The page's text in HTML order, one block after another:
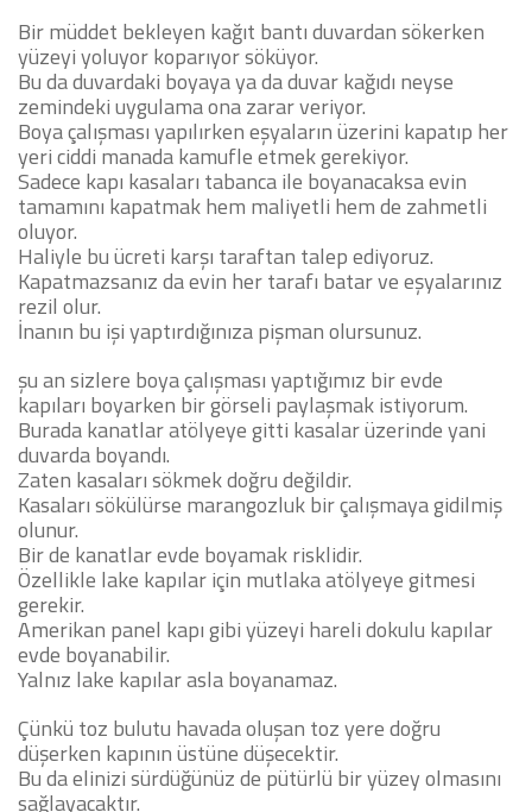
Bir müddet bekleyen kağıt bantı duvardan sökerken
yüzeyi yoluyor koparıyor söküyor.
Bu da duvardaki boyaya ya da duvar kağıdı neyse
zemindeki uygulama ona zarar veriyor.
Boya çalışması yapılırken eşyaların üzerini kapatıp her
yeri ciddi manada kamufle etmek gerekiyor.
Sadece kapı kasaları tabanca ile boyanacaksa evin
tamamını kapatmak hem maliyetli hem de zahmetli
oluyor.
Haliyle bu ücreti karşı taraftan talep ediyoruz.
Kapatmazsanız da evin her tarafı batar ve eşyalarınız
rezil olur.
İnanın bu işi yaptırdığınıza pişman olursunuz.
şu an sizlere boya çalışması yaptığımız bir evde
kapıları boyarken bir görseli paylaşmak istiyorum.
Burada kanatlar atölyeye gitti kasalar üzerinde yani
duvarda boyandı.
Zaten kasaları sökmek doğru değildir.
Kasaları sökülürse marangozluk bir çalışmaya gidilmiş
olunur.
Bir de kanatlar evde boyamak risklidir.
Özellikle lake kapılar için mutlaka atölyeye gitmesi
gerekir.
Amerikan panel kapı gibi yüzeyi hareli dokulu kapılar
evde boyanabilir.
Yalnız lake kapılar asla boyanamaz.
Çünkü toz bulutu havada oluşan toz yere doğru
düşerken kapının üstüne düşecektir.
Bu da elinizi sürdüğünüz de pütürlü bir yüzey olmasını
sağlayacaktır.